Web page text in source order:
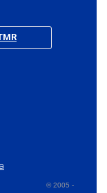
© 2005 -